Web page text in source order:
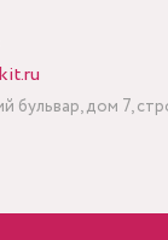
бульвар, дом 7,